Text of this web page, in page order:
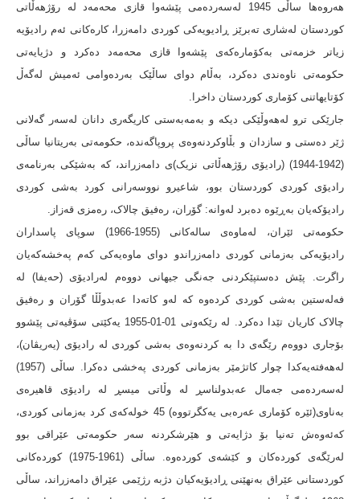
هەروەها ساڵی 1945 لەسەردەمی پێشەوا قازی محەمەد لە رۆژهەڵاتی
کوردستان لەشاری تەبرێز ڕادیویەکی کوردی دامەزرا، کارەکانی ئەم رادیۆیە
زیاتر خزمەتی بەکۆمارەکەی پێشەوا قازی محەمەد دەکرد و دژیایەتی
حکومەتی ناوەندی دەکرد، بەڵام دوای ساڵێک بەردەوامی ئەمیش لەگەڵ
کۆتایهاتنی کۆماری کوردستان داخرا.
جارێکی ترو لەهەوڵێکی دیکە و بەمەبەستی کاریگەری دانان لەسەر گەلانی
ژێر دەستی و سازدان و بڵاوکردنەوەی پروپاگەندە، حکومەتی بەریتانیا ساڵی
(1942-1944) (رادیۆی رۆژهەڵاتی نزیک)ی دامەزراند، کە بەشێکی بەرنامەی
رادیۆی کوردی کوردستان بوو، شاعیرو نووسەرانی کورد بەشی کوردی
رادیۆکەیان بەڕێوە دەبرد لەوانە: گۆران، رەفیق چالاک، رەمزی قەزاز.
حکومەتی ئێران، لەماوەی سالەکانی (1955-1966) سوپای پاسداران
رادیۆیەکی بەزمانی کوردی دامەزراندو دوای ماوەیەکی کەم پەخشەکەیان
راگرت. پێش دەستپێکردنی جەنگی جیهانی دووەم لەرادیۆی (حەیفا) لە
فەلەستین بەشی کوردی کردەوە کە لەو کاتەدا عەبدوڵڵا گۆران و رەفیق
چالاک کاریان تێدا دەکرد. لە رێکەوتی 01-01-1955 یەکێتی سۆڤیەتی پێشوو
بۆجاری دووەم رێگەی دا بە کردنەوەی بەشی کوردی لە رادیۆی (یەریڤان)،
لەهەفتەیەکدا چوار کاتژمێر بەزمانی کوردی پەخشی دەکرا. ساڵی (1957)
لەسەردەمی جەمال عەبدولناسڕ لە وڵاتی میسڕ لە رادیۆی قاهیرەی
بەناوی(ئێرە کۆماری عەرەبی یەکگرتووە) 45 خولەکەی کرد بەزمانی کوردی،
کەئەوەش تەنیا بۆ دژایەتی و هێرشکردنە سەر حکومەتی عێراقی بوو
لەرێگەی کوردەکان و کێشەی کوردەوە. ساڵی (1961-1975) کوردەکانی
کوردستانی عێراق بەنهێنی ڕادیۆیەکیان دژبە رژێمی عێراق دامەزراند، ساڵی